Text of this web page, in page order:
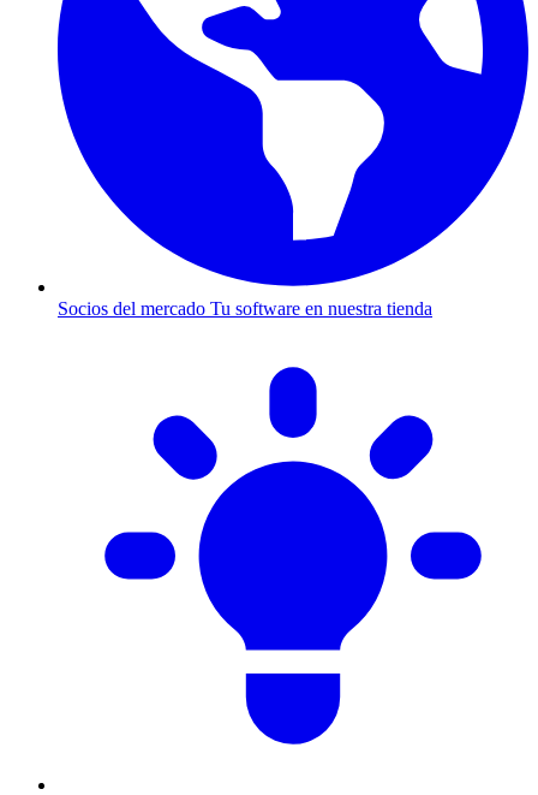
Socios del mercado Tu software en nuestra tienda